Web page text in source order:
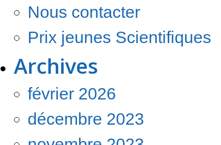
Nous contacter
Prix jeunes Scientifiques
Archives
février 2026
décembre 2023